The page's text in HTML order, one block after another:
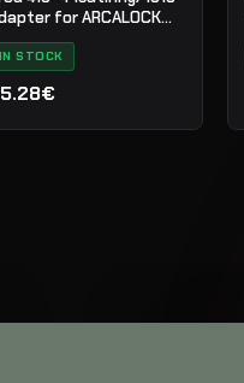
for ARCALOCK
IN STOCK